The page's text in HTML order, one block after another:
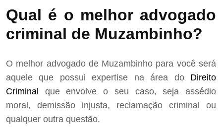
Qual é o melhor advogado
criminal de Muzambinho?
O melhor advogado de Muzambinho para você será
aquele que possui expertise na área do Direito
Criminal que envolve o seu caso, seja assédio
moral, demissão injusta, reclamação criminal ou
qualquer outra questão.